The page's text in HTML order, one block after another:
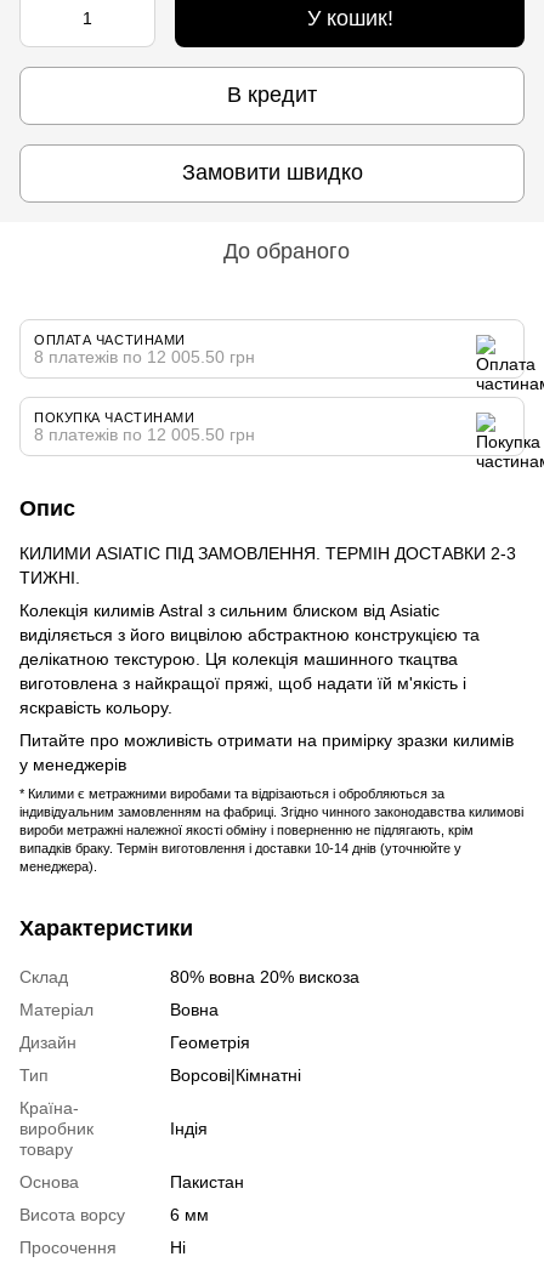
У кошик!
В кредит
Замовити швидко
До обраного
ОПЛАТА ЧАСТИНАМИ
8 платежів по 12 005.50 грн
ПОКУПКА ЧАСТИНАМИ
8 платежів по 12 005.50 грн
Опис
КИЛИМИ ASIATIC ПІД ЗАМОВЛЕННЯ. ТЕРМІН ДОСТАВКИ 2-3
ТИЖНІ.
Колекція килимів Astral з сильним блиском від Asiatic
виділяється з його вицвілою абстрактною конструкцією та
делікатною текстурою. Ця колекція машинного ткацтва
виготовлена ​​з найкращої пряжі, щоб надати їй м'якість і
яскравість кольору.
Питайте про можливість отримати на примірку зразки килимів
у менеджерів
* Килими є метражними виробами та відрізаються і обробляються за
індивідуальним замовленням на фабриці. Згідно чинного законодавства килимові
вироби метражні належної якості обміну і поверненню не підлягають, крім
випадків браку. Термін виготовлення і доставки 10-14 днів (уточнюйте у
менеджера).
Характеристики
Склад
80% вовна 20% вискоза
Матеріал
Вовна
Дизайн
Геометрія
Тип
Ворсові|Кімнатні
Країна-
виробник
товару
Індія
Основа
Пакистан
Висота ворсу
6 мм
Просочення
Ні